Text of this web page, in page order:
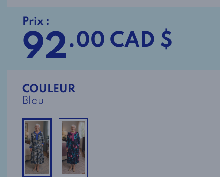
Prix :
92.00 CAD $
COULEUR
Bleu